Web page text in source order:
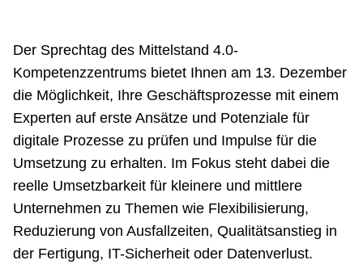
Der Sprechtag des Mittelstand 4.0-
Kompetenzzentrums bietet Ihnen am 13. Dezember
die Möglichkeit, Ihre Geschäftsprozesse mit einem
Experten auf erste Ansätze und Potenziale für
digitale Prozesse zu prüfen und Impulse für die
Umsetzung zu erhalten. Im Fokus steht dabei die
reelle Umsetzbarkeit für kleinere und mittlere
Unternehmen zu Themen wie Flexibilisierung,
Reduzierung von Ausfallzeiten, Qualitätsanstieg in
der Fertigung, IT-Sicherheit oder Datenverlust.